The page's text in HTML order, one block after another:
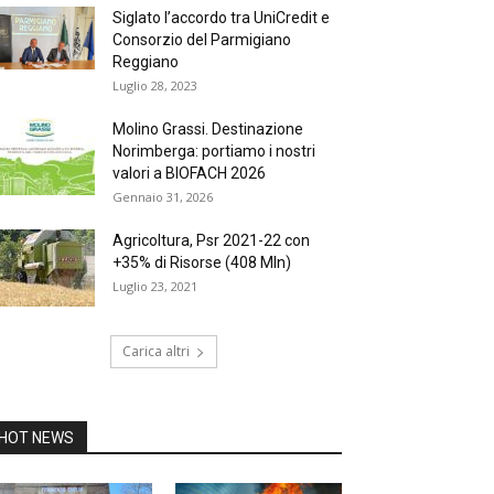
Siglato l’accordo tra UniCredit e
Consorzio del Parmigiano
Reggiano
Luglio 28, 2023
Molino Grassi. Destinazione
Norimberga: portiamo i nostri
valori a BIOFACH 2026
Gennaio 31, 2026
Agricoltura, Psr 2021-22 con
+35% di Risorse (408 Mln)
Luglio 23, 2021
Carica altri
NEWS